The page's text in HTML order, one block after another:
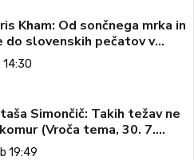
Kham: Od sončnega mrka in
do slovenskih pečatov v
tema, 2. 8. 2026)
14:30
Simončič: Takih težav ne
(Vroča tema, 30. 7.
19:49